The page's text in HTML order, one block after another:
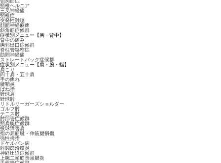
頸椎ヘルニア
三叉神経痛
頸椎症
突発性難聴
顔面神経麻痺
斜角筋症候群
症状別メニュー【胸・背中】
背中の痛み
胸郭出口症候群
脊柱管狭窄症
肋間神経痛
ストレートバック症候群
症状別メニュー【肩・腕・指】
肩こり
四十肩・五十肩
手の痺れ
腱鞘炎
ばね指
野球肩
野球肘
リトルリーガーズショルダー
ゴルフ肘
テニス肘
肘部管症候群
頸肩腕症候群
投球障害肩
指の屈筋腱・伸筋腱損傷
強性拇指
ドケルバン病
肘関節滑膜炎
神経圧迫症候群
上腕二頭筋長頭腱炎